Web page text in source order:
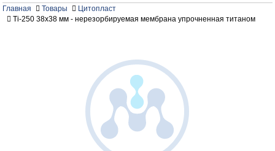
Главная Товары
Цитопласт
Ti-250 38x38 мм - нерезорбируемая мембрана упрочненная титаном